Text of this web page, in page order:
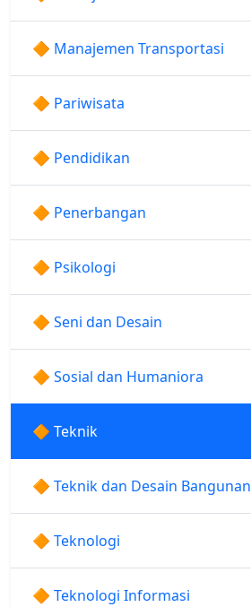
🔶 Manajemen Transportasi
🔶 Pariwisata
🔶 Pendidikan
🔶 Penerbangan
🔶 Psikologi
🔶 Seni dan Desain
🔶 Sosial dan Humaniora
🔶 Teknik
🔶 Teknik dan Desain Bangunan
🔶 Teknologi
🔶 Teknologi Informasi